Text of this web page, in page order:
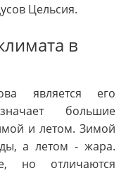
Цельсия.
в
является его
большие
и летом. Зимой
а летом - жара.
но отличаются